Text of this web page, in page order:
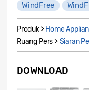
WindFree
Produk > Home
Ruang Pers >Siaran
DOWNLOAD